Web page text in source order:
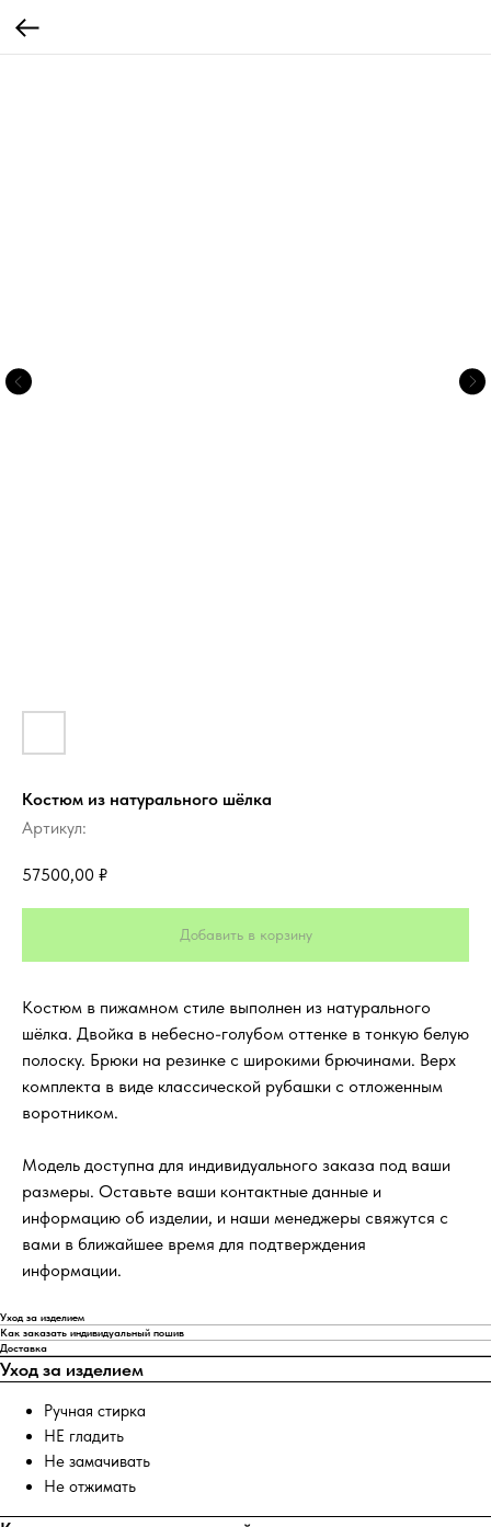
Костюм из натурального шёлка
Артикул:
57500,00 ₽
Добавить в корзину
Костюм в пижамном стиле выполнен из натурального
шёлка. Двойка в небесно-голубом оттенке в тонкую белую
полоску. Брюки на резинке с широкими брючинами. Верх
комплекта в виде классической рубашки с отложенным
воротником.
Модель доступна для индивидуального заказа под ваши
размеры. Оставьте ваши контактные данные и
информацию об изделии, и наши менеджеры свяжутся с
вами в ближайшее время для подтверждения
информации.
Уход за изделием
Как заказать индивидуальный пошив
Доставка
Уход за изделием
Ручная стирка
НЕ гладить
Не замачивать
Не отжимать